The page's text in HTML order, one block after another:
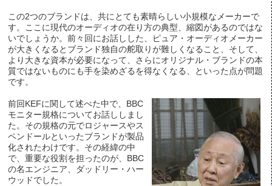
この2つのブランドは、共にとても素晴らしい小規模なメーカーで
す。ここに現代のオーディオの在り方の典型、縮図があるのではな
いでしょうか。前々回にお話しした、ピュア・オーディオメーカー
が大きくなるとブランド独自の舵取りが難しくなること、そして、
より大きな資本が必要になって、さらにオリジナル・ブランドの本
質ではないものにも手を染めざるを得なくなる、といった点が問題
です。
前回KEFに関して述べた中で、BBC
モニター規格についてお話ししまし
た。その規格の元でロジャースやス
ペンドールといったブランドが製品
化されたわけです。その経緯の中
で、重要な役割を担ったのが、BBC
の名エンジニア、ダッドリー・ハー
ウッドでした。